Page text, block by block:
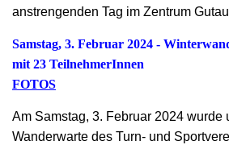
anstrengenden Tag im Zentrum
Samstag, 3. Februar 2024 -
mit 23 TeilnehmerInnen
FOTOS
Am Samstag, 3. Februar 2024 wurde
Wanderwarte des Turn- und